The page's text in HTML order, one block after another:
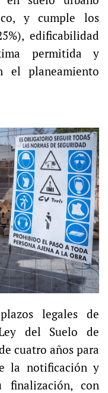
y cumple los
edificabilidad
permitida y
el planeamiento
legales de
del Suelo de
cuatro años para
la notificación y
con